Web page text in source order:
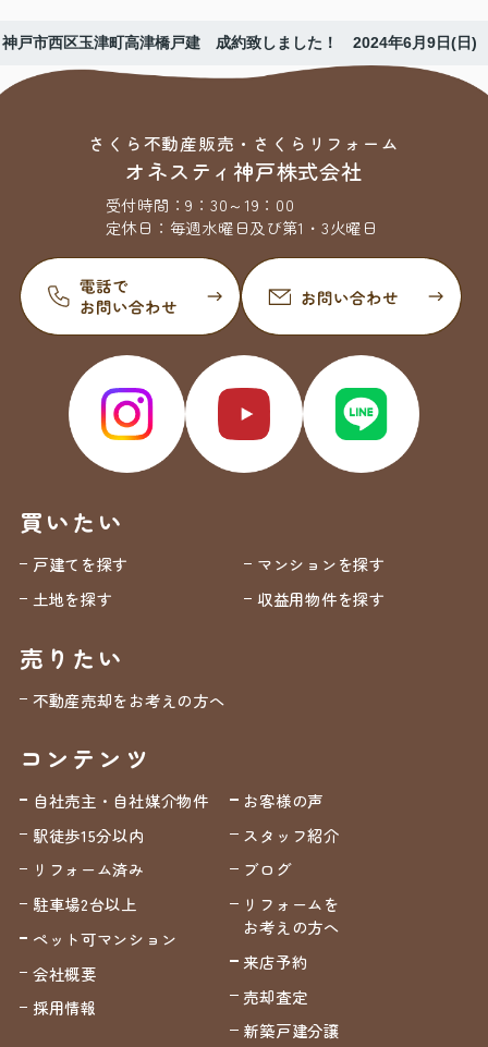
神戸市西区玉津町高津橋戸建 成約致しました！ 2024年6月9日(日)
さくら不動産販売・さくらリフォーム
オネスティ神戸株式会社
受付時間：9：30～19：00
定休日： 毎週水曜日及び第1・3火曜日
買いたい
戸建てを探す
マンションを探す
土地を探す
収益用物件を探す
売りたい
不動産売却をお考えの方へ
コンテンツ
自社売主・自社媒介物件
駅徒歩15分以内
リフォーム済み
駐車場2台以上
ペット可マンション
会社概要
採用情報
お客様の声
スタッフ紹介
ブログ
リフォームを
お考えの方へ
来店予約
売却査定
新築戸建分譲